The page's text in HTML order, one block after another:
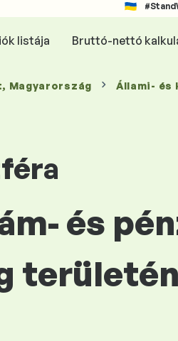
listája Bruttó-nettó
, Magyarország Állami- és
és
területén